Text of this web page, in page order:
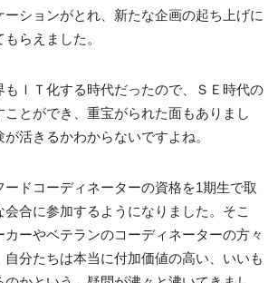
ーションがとれ、新たな企画の起ち上げに
らえました。
もＩＴ化する時代だったので、ＳＥ時代の
とができ、重宝がられた面もありまし
活きるかわからないですよね。
ードコーディネーターの資格を1期生で取
合に参加するようになりました。そこ
ーやベテランのコーディネーターの方々
自分たちは本当に付加価値の高い、いいも